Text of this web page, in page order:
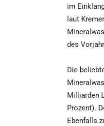
im
laut
des
Die
Milliarden
Prozent).
Ebenfalls